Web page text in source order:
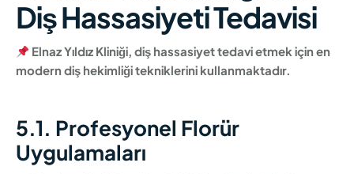
Diş Hassasiyeti Tedavisi
Elnaz Yıldız Kliniği, diş hassasiyet tedavi etmek için en
modern diş hekimliği tekniklerini kullanmaktadır.
5.1. Profesyonel Florür
Uygulamaları